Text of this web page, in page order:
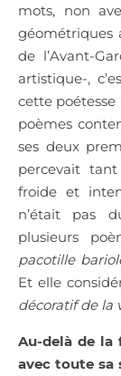
mots, non
géométriques
de l’Avant-
artistique-,
cette
poèmes
ses deux
percevait
froide et
n’était pas
plusieurs
pacotille
Et elle
décoratif de la
Au-delà de la
avec toute sa